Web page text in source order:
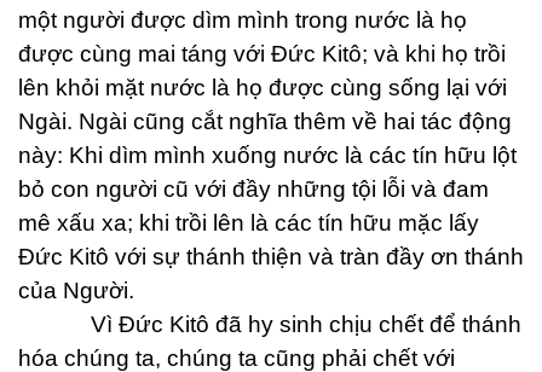
một người được dìm mình trong nước là họ
được cùng mai táng với Đức Kitô; và khi họ trồi
lên khỏi mặt nước là họ được cùng sống lại với
Ngài. Ngài cũng cắt nghĩa thêm về hai tác động
này: Khi dìm mình xuống nước là các tín hữu lột
bỏ con người cũ với đầy những tội lỗi và đam
mê xấu xa; khi trồi lên là các tín hữu mặc lấy
Đức Kitô với sự thánh thiện và tràn đầy ơn thánh
của Người.
Vì Đức Kitô đã hy sinh chịu chết để thánh
hóa chúng ta, chúng ta cũng phải chết với